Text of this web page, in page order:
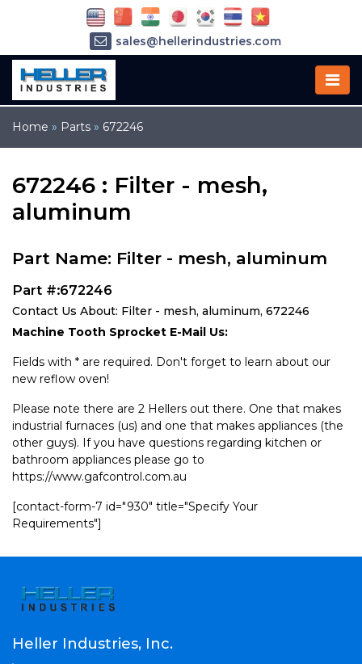
Home » Parts » 672246
672246 : Filter - mesh,
aluminum
Part Name: Filter - mesh, aluminum
Part #:672246
Contact Us About: Filter - mesh, aluminum, 672246
Machine Tooth Sprocket E-Mail Us:
Fields with * are required. Don't forget to learn about our
new reflow oven!
Please note there are 2 Hellers out there. One that makes
industrial furnaces (us) and one that makes appliances (the
other guys). If you have questions regarding kitchen or
bathroom appliances please go to
https://www.gafcontrol.com.au
[contact-form-7 id="930" title="Specify Your
Requirements"]
sales@hellerindustries.com
service@hellerindustries.com
Heller Industries, Inc.